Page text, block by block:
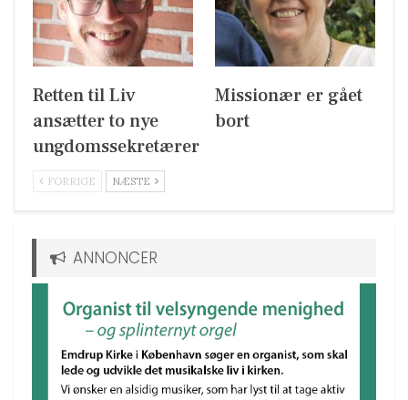
Retten til Liv
ansætter to nye
ungdomssekretærer
Missionær er gået
bort
FORRIGE NÆSTE
ANNONCER